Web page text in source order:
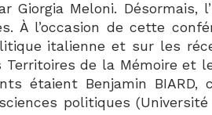
Giorgia Meloni. Désormais,
À l’occasion de cette
italienne et sur les
Territoires de la Mémoire et
étaient Benjamin BIARD,
politiques